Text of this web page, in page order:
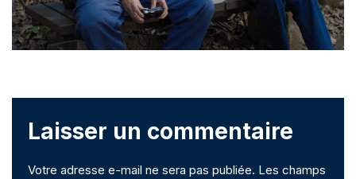
Laisser un commentaire
Votre adresse e-mail ne sera pas publiée. Les champs